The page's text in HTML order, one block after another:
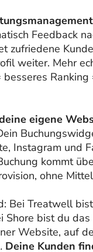
Feedback
zufriedene
weiter. Mehr
Ranking
eigene
Instagram und
kommt
ohne
Bei Treatwell
Shore bist du
Website, auf
Deine Kunden